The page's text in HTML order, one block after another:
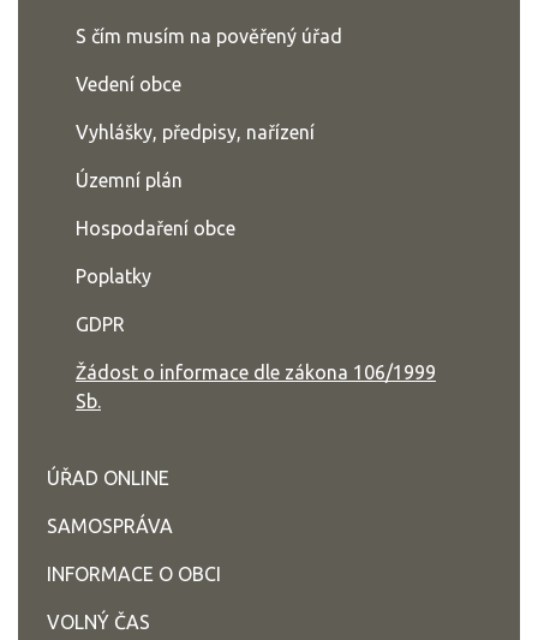
S čím musím na pověřený úřad
Vedení obce
Vyhlášky, předpisy, nařízení
Územní plán
Hospodaření obce
Poplatky
GDPR
Žádost o informace dle zákona 106/1999
Sb.
ÚŘAD ONLINE
SAMOSPRÁVA
INFORMACE O OBCI
VOLNÝ ČAS